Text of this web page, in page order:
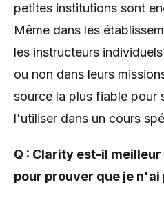
petites institutions sont
Même dans les
les instructeurs
ou non dans leurs
source la plus fiable pour
l'utiliser dans un cours
Q : Clarity est-il
pour prouver que je n'ai